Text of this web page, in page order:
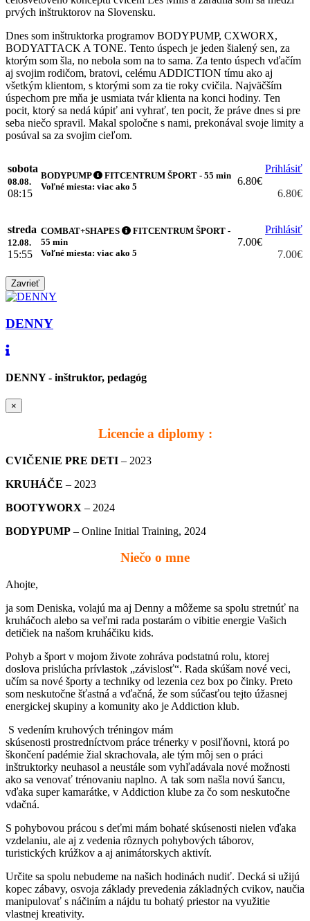
prvých inštruktorov na Slovensku.
Dnes som inštruktorka programov BODYPUMP, CXWORX,
BODYATTACK A TONE. Tento úspech je jeden šialený sen, za
ktorým som šla, no nebola som na to sama. Za tento úspech vďačím
aj svojim rodičom, bratovi, celému ADDICTION tímu ako aj
všetkým klientom, s ktorými som za tie roky cvičila. Najväčším
úspechom pre mňa je usmiata tvár klienta na konci hodiny. Ten
pocit, ktorý sa nedá kúpiť ani vyhrať, ten pocit, že práve dnes si pre
seba niečo spravil. Makal spoločne s nami, prekonával svoje limity a
posúval sa za svojim cieľom.
sobota
08.08.
08:15
BODYPUMP
FITCENTRUM ŠPORT - 55 min
Voľné miesta: viac ako 5
6.80€
Prihlásiť
6.80€
streda
12.08.
15:55
COMBAT+SHAPES
FITCENTRUM ŠPORT -
55 min
Voľné miesta: viac ako 5
7.00€
Prihlásiť
7.00€
Zavrieť
DENNY
DENNY - inštruktor, pedagóg
×
Licencie a diplomy :
CVIČENIE PRE DETI – 2023
KRUHÁČE – 2023
BOOTYWORX – 2024
BODYPUMP – Online Initial Training, 2024
Niečo o mne
Ahojte,
ja som Deniska, volajú ma aj Denny a môžeme sa spolu stretnúť na
kruháčoch alebo sa veľmi rada postarám o vibitie energie Vašich
detičiek na našom kruháčiku kids.
Pohyb a šport v mojom živote zohráva podstatnú rolu, ktorej
doslova prislúcha prívlastok „závislosť“. Rada skúšam nové veci,
učím sa nové športy a techniky od lezenia cez box po činky. Preto
som neskutočne šťastná a vďačná, že som súčasťou tejto úžasnej
energickej skupiny a komunity ako je Addiction klub.
S vedením kruhových tréningov mám
skúsenosti prostredníctvom práce trénerky v posiľňovni, ktorá po
škončení padémie žial skrachovala, ale tým môj sen o práci
inštruktorky neuhasol a neustále som vyhľadávala nové možnosti
ako sa venovať trénovaniu naplno. A tak som našla novú šancu,
vďaka super kamarátke, v Addiction klube za čo som neskutočne
vdačná.
S pohybovou prácou s deťmi mám bohaté skúsenosti nielen vďaka
vzdelaniu, ale aj z vedenia rôznych pohybových táborov,
turistických krúžkov a aj animátorskych aktivít.
Určite sa spolu nebudeme na našich hodinách nudiť. Decká si užijú
kopec zábavy, osvoja základy prevedenia základných cvikov, naučia
manipulovať s náčiním a nájdu tu bohatý priestor na využitie
vlastnej kreativity.